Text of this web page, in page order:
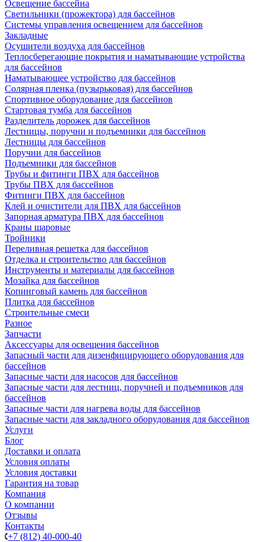
Освещение бассейна
Светильники (прожектора) для бассейнов
Системы управления освещением для бассейнов
Закладные
Осушители воздуха для бассейнов
Теплосберегающие покрытия и наматывающие устройства
для бассейнов
Наматывающее устройство для бассейнов
Солярная пленка (пузырьковая) для бассейнов
Спортивное оборудование для бассейнов
Стартовая тумба для бассейнов
Разделитель дорожек для бассейнов
Лестницы, поручни и подъемники для бассейнов
Лестницы для бассейнов
Поручни для бассейнов
Подъемники для бассейнов
Трубы и фитинги ПВХ для бассейнов
Трубы ПВХ для бассейнов
Фитинги ПВХ для бассейнов
Клей и очистители для ПВХ для бассейнов
Запорная арматура ПВХ для бассейнов
Краны шаровые
Тройники
Переливная решетка для бассейнов
Отделка и строительство для бассейнов
Инструменты и материалы для бассейнов
Мозайка для бассейнов
Копинговый камень для бассейнов
Плитка для бассейнов
Строительные смеси
Разное
Запчасти
Аксессуары для освещения бассейнов
Запасный части для дизенфицирующего оборудования для
бассейнов
Запасные части для насосов для бассейнов
Запасные части для лестниц, поручней и подъемников для
бассейнов
Запасные части для нагрева воды для бассейнов
Запасные части для закладного оборудования для бассейнов
Услуги
Блог
Доставки и оплата
Условия оплаты
Условия доставки
Гарантия на товар
Компания
О компании
Отзывы
Контакты
+7 (812) 40-000-40